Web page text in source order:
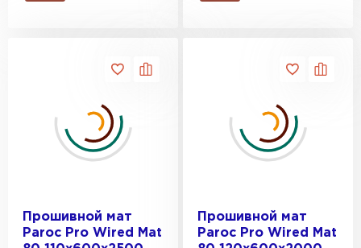
Прошивной мат
Paroc Pro Wired Mat
Прошивной мат
Paroc Pro Wired Mat